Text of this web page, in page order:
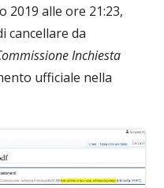
2019 alle ore 21:23,
cancellare da
Inchiesta
ufficiale nella